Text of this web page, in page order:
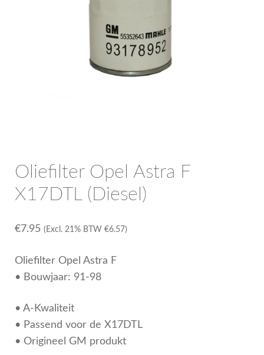
Inloggen / Registreren
Oliefilter Opel Astra F
X17DTL (Diesel)
€7.95 (Excl. 21% BTW €6.57)
Oliefilter Opel Astra F
• Bouwjaar: 91-98
• A-Kwaliteit
• Passend voor de X17DTL
• Origineel GM produkt